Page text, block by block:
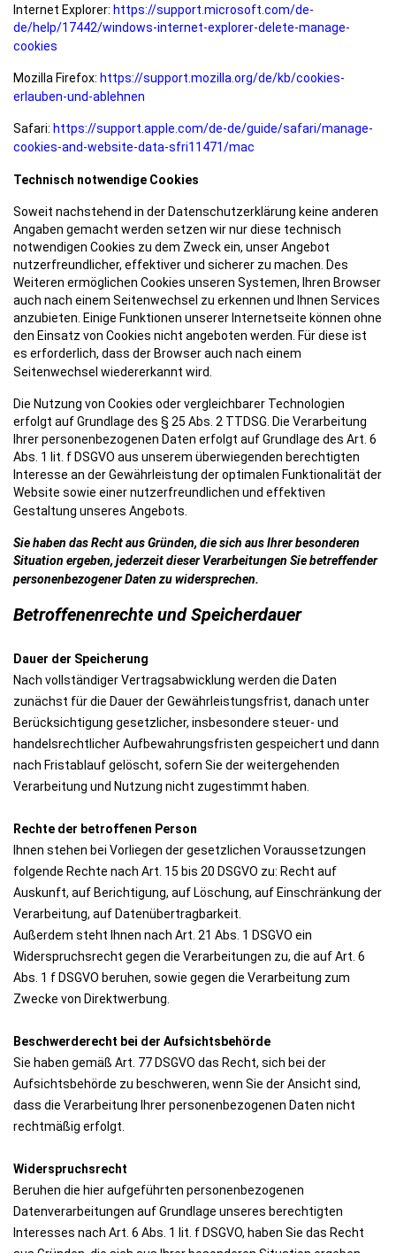
Internet Explorer: https://support.microsoft.com/de-
de/help/17442/windows-internet-explorer-delete-manage-
cookies
Mozilla Firefox: https://support.mozilla.org/de/kb/cookies-
erlauben-und-ablehnen
Safari: https://support.apple.com/de-de/guide/safari/manage-
cookies-and-website-data-sfri11471/mac
Technisch notwendige Cookies
Soweit nachstehend in der Datenschutzerklärung keine anderen
Angaben gemacht werden setzen wir nur diese technisch
notwendigen Cookies zu dem Zweck ein, unser Angebot
nutzerfreundlicher, effektiver und sicherer zu machen. Des
Weiteren ermöglichen Cookies unseren Systemen, Ihren Browser
auch nach einem Seitenwechsel zu erkennen und Ihnen Services
anzubieten. Einige Funktionen unserer Internetseite können ohne
den Einsatz von Cookies nicht angeboten werden. Für diese ist
es erforderlich, dass der Browser auch nach einem
Seitenwechsel wiedererkannt wird.
Die Nutzung von Cookies oder vergleichbarer Technologien
erfolgt auf Grundlage des § 25 Abs. 2 TTDSG. Die Verarbeitung
Ihrer personenbezogenen Daten erfolgt auf Grundlage des Art. 6
Abs. 1 lit. f DSGVO aus unserem überwiegenden berechtigten
Interesse an der Gewährleistung der optimalen Funktionalität der
Website sowie einer nutzerfreundlichen und effektiven
Gestaltung unseres Angebots.
Sie haben das Recht aus Gründen, die sich aus Ihrer besonderen
Situation ergeben, jederzeit dieser Verarbeitungen Sie betreffender
personenbezogener Daten zu widersprechen.
Betroffenenrechte und Speicherdauer
Dauer der Speicherung
Nach vollständiger Vertragsabwicklung werden die Daten
zunächst für die Dauer der Gewährleistungsfrist, danach unter
Berücksichtigung gesetzlicher, insbesondere steuer- und
handelsrechtlicher Aufbewahrungsfristen gespeichert und dann
nach Fristablauf gelöscht, sofern Sie der weitergehenden
Verarbeitung und Nutzung nicht zugestimmt haben.
Rechte der betroffenen Person
Ihnen stehen bei Vorliegen der gesetzlichen Voraussetzungen
folgende Rechte nach Art. 15 bis 20 DSGVO zu: Recht auf
Auskunft, auf Berichtigung, auf Löschung, auf Einschränkung der
Verarbeitung, auf Datenübertragbarkeit.
Außerdem steht Ihnen nach Art. 21 Abs. 1 DSGVO ein
Widerspruchsrecht gegen die Verarbeitungen zu, die auf Art. 6
Abs. 1 f DSGVO beruhen, sowie gegen die Verarbeitung zum
Zwecke von Direktwerbung.
Beschwerderecht bei der Aufsichtsbehörde
Sie haben gemäß Art. 77 DSGVO das Recht, sich bei der
Aufsichtsbehörde zu beschweren, wenn Sie der Ansicht sind,
dass die Verarbeitung Ihrer personenbezogenen Daten nicht
rechtmäßig erfolgt.
Widerspruchsrecht
Beruhen die hier aufgeführten personenbezogenen
Datenverarbeitungen auf Grundlage unseres berechtigten
Interesses nach Art. 6 Abs. 1 lit. f DSGVO, haben Sie das Recht